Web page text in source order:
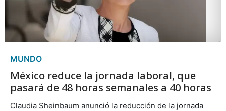
MUNDO
México reduce la jornada laboral, que
pasará de 48 horas semanales a 40 horas
Claudia Sheinbaum anunció la reducción de la jornada